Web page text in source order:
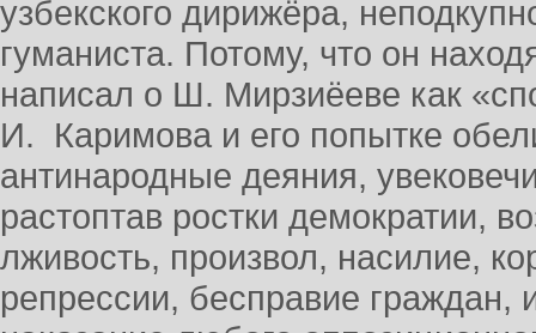
узбекского дирижёра,
гуманиста. Потому, что он
написал о Ш. Мирзиёеве как
И. Каримова и его попытке
антинародные деяния,
растоптав ростки демократии,
лживость, произвол, насилие,
репрессии, бесправие граждан,